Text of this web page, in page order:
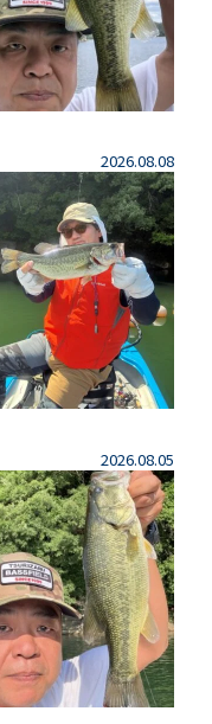
2026.08.08
2026.08.05